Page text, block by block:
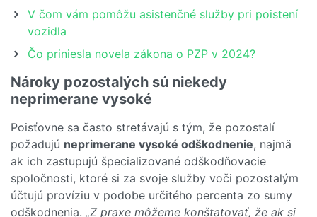
V čom vám pomôžu asistenčné služby pri poistení
vozidla
Čo priniesla novela zákona o PZP v 2024?
Nároky pozostalých sú niekedy
neprimerane vysoké
Poisťovne sa často stretávajú s tým, že pozostalí
požadujú neprimerane vysoké odškodnenie, najmä
ak ich zastupujú špecializované odškodňovacie
spoločnosti, ktoré si za svoje služby voči pozostalým
účtujú províziu v podobe určitého percenta zo sumy
odškodnenia. „Z praxe môžeme konštatovať, že ak si